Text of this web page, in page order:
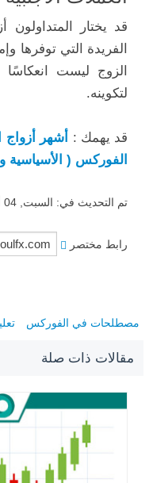
قد يختار المتداولون
الفريدة التي توفرها
الزوج ليست
لتكوينه.
قد يهمك :
أشهر
الفوركس ( الأسياسية
تم التحديث في: السبت, 04 أيّار 2024 13:20
رابط مختصر
مصطلحات في الفوركس
مقالات ذات صلة